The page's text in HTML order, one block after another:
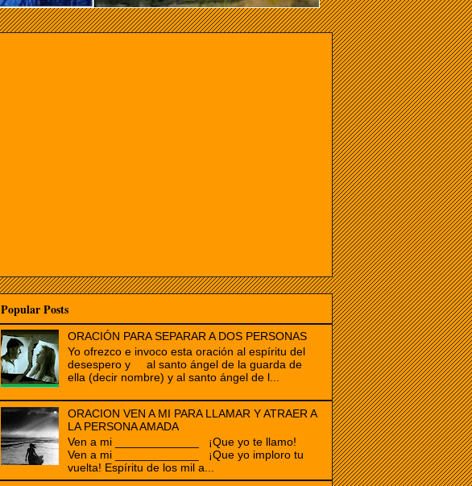
Popular Posts
ORACIÓN PARA SEPARAR A DOS PERSONAS
Yo ofrezco e invoco esta oración al espíritu del
desespero y al santo ángel de la guarda de
ella (decir nombre) y al santo ángel de l...
ORACION VEN A MI PARA LLAMAR Y ATRAER A
LA PERSONA AMADA
Ven a mi _____________ ¡Que yo te llamo!
Ven a mi _____________ ¡Que yo imploro tu
vuelta! Espíritu de los mil a...